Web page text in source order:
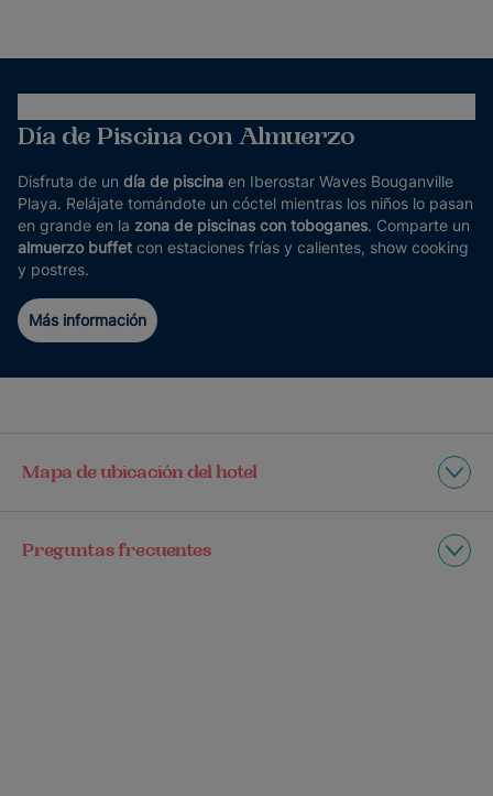
Día de Piscina con Almuerzo
Disfruta de un día de piscina en Iberostar Waves Bouganville
Playa. Relájate tomándote un cóctel mientras los niños lo pasan
en grande en la zona de piscinas con toboganes. Comparte un
almuerzo buffet con estaciones frías y calientes, show cooking
y postres.
Más información
Mapa de ubicación del hotel
Preguntas frecuentes